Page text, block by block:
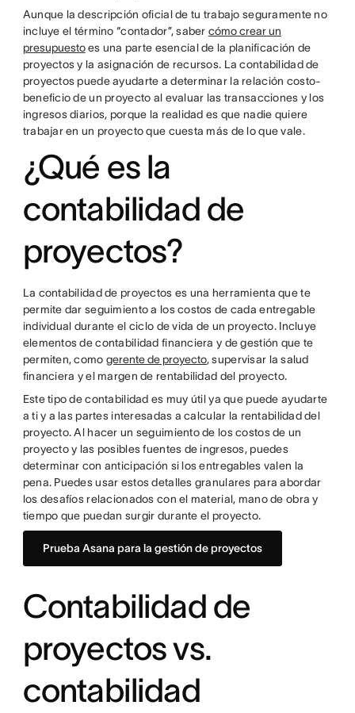
Aunque la descripción oficial de tu trabajo seguramente no
incluye el término “contador”, sabercómo crear un
presupuestoes una parte esencial de la planificación de
proyectos y la asignación de recursos. La contabilidad de
proyectos puede ayudarte a determinar la relación costo-
beneficio de un proyecto al evaluar las transacciones y los
ingresos diarios, porque la realidad es que nadie quiere
trabajar en un proyecto que cuesta más de lo que vale.
¿Qué es la
contabilidad de
proyectos?
La contabilidad de proyectos es una herramienta que te
permite dar seguimiento a los costos de cada entregable
individual durante el ciclo de vida de un proyecto. Incluye
elementos de contabilidad financiera y de gestión que te
permiten, como gerente de proyecto, supervisar la salud
financiera y el margen de rentabilidad del proyecto.
Este tipo de contabilidad es muy útil ya que puede ayudarte
a ti y a las partes interesadas a calcular la rentabilidad del
proyecto. Al hacer un seguimiento de los costos de un
proyecto y las posibles fuentes de ingresos, puedes
determinar con anticipación si los entregables valen la
pena. Puedes usar estos detalles granulares para abordar
los desafíos relacionados con el material, mano de obra y
tiempo que puedan surgir durante el proyecto.
Prueba Asana para la gestión de proyectos
Contabilidad de
proyectos vs.
contabilidad